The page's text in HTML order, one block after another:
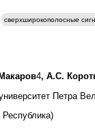
сверхширокополосные
4, А.С.
Петра